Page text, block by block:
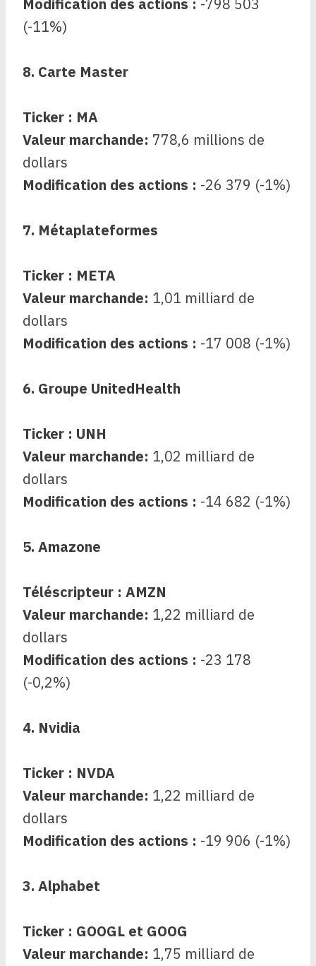
Modification des actions : -798 503
(-11%)
8. Carte Master
Ticker : MA
Valeur marchande: 778,6 millions de
dollars
Modification des actions : -26 379 (-1%)
7. Métaplateformes
Ticker : META
Valeur marchande: 1,01 milliard de
dollars
Modification des actions : -17 008 (-1%)
6. Groupe UnitedHealth
Ticker : UNH
Valeur marchande: 1,02 milliard de
dollars
Modification des actions : -14 682 (-1%)
5. Amazone
Téléscripteur : AMZN
Valeur marchande: 1,22 milliard de
dollars
Modification des actions : -23 178
(-0,2%)
4. Nvidia
Ticker : NVDA
Valeur marchande: 1,22 milliard de
dollars
Modification des actions : -19 906 (-1%)
3. Alphabet
Ticker : GOOGL et GOOG
Valeur marchande: 1,75 milliard de